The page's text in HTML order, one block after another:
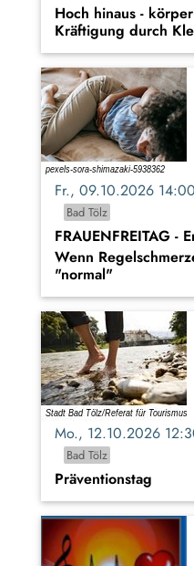
Hoch hinaus -
Kräftigung durch
Fr., 09.10.2026
Bad Tölz
FRAUENFREITAG -
Wenn
"normal"
Mo., 12.10.2026
Bad Tölz
Präventionstag